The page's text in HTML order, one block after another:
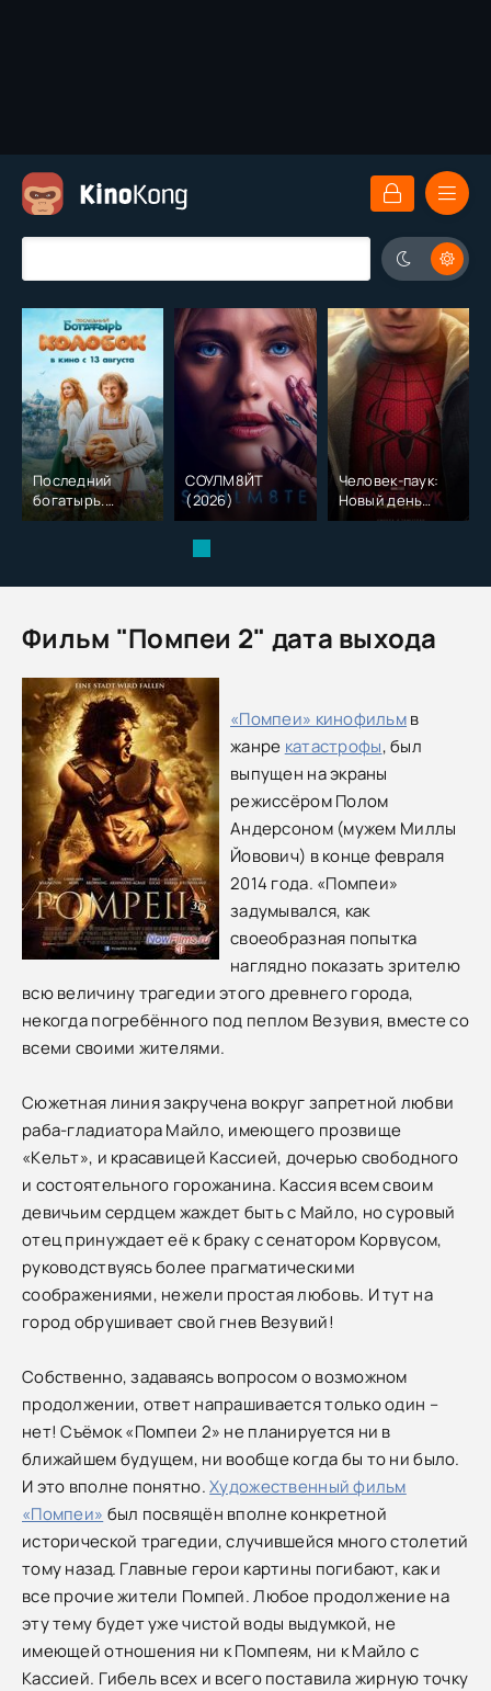
Последний
богатырь.
Колобок (2026)
СОУЛМ8ЙТ
(2026)
Человек-паук:
Новый день
(2026)
Фильм "Помпеи 2" дата выхода
«Помпеи» кинофильмв
жанре катастрофы, был
выпущен на экраны
режиссёром Полом
Андерсоном (мужем Миллы
Йовович) в конце февраля
2014 года. «Помпеи»
задумывался, как
своеобразная попытка
наглядно показать зрителю
всю величину трагедии этого древнего города,
некогда погребённого под пеплом Везувия, вместе со
всеми своими жителями.
Сюжетная линия закручена вокруг запретной любви
раба-гладиатора Майло, имеющего прозвище
«Кельт», и красавицей Кассией, дочерью свободного
и состоятельного горожанина. Кассия всем своим
девичьим сердцем жаждет быть с Майло, но суровый
отец принуждает её к браку с сенатором Корвусом,
руководствуясь более прагматическими
соображениями, нежели простая любовь. И тут на
город обрушивает свой гнев Везувий!
Собственно, задаваясь вопросом о возможном
продолжении, ответ напрашивается только один –
нет! Съёмок «Помпеи 2» не планируется ни в
ближайшем будущем, ни вообще когда бы то ни было.
И это вполне понятно.Художественный фильм
«Помпеи» был посвящён вполне конкретной
исторической трагедии, случившейся много столетий
тому назад. Главные герои картины погибают, как и
все прочие жители Помпей. Любое продолжение на
эту тему будет уже чистой воды выдумкой, не
имеющей отношения ни к Помпеям, ни к Майло с
Кассией. Гибель всех и всего поставила жирную точку